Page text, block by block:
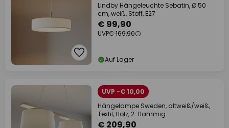
Lindby Hängeleuchte Sebatin, Ø 50
cm, weiß, Stoff, E27
€ 99,90
UVP€ 169,90
Auf Lager
UVP -€ 10,00
Hängelampe Sweden, altweiß/weiß,
Textil, Holz, 2-flammig
€ 209,90